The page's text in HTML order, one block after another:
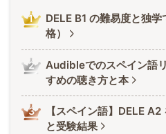
DELE B1 の難易度と独
格）
Audibleでのスペイン語
すめの聴き方と本
【スペイン語】DELE
と受験結果